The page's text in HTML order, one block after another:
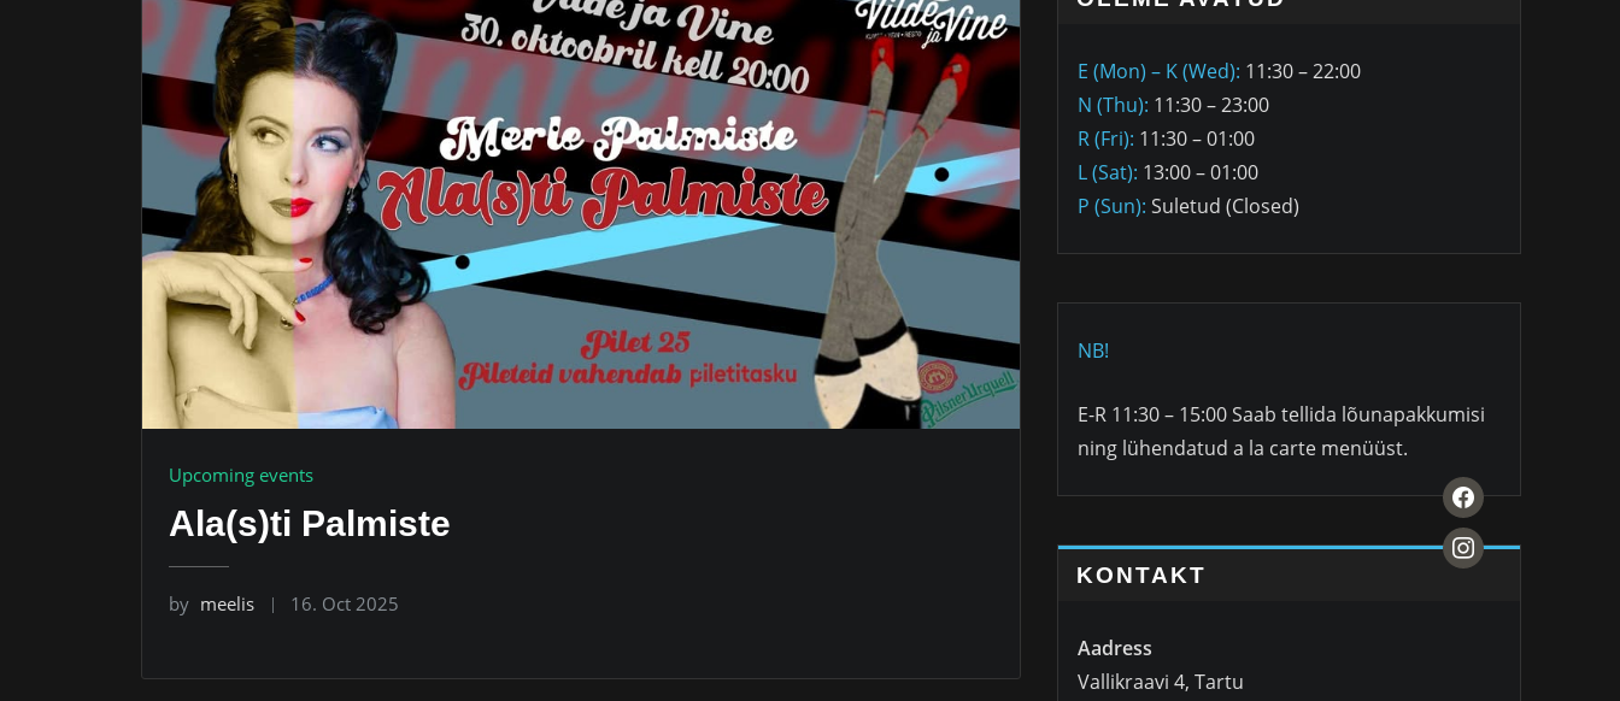
Upcoming events
Ala(s)ti Palmiste
by meelis 16. Oct 2025
E (Mon) – K (Wed): 11:30 – 22:00
N (Thu): 11:30 – 23:00
R (Fri): 11:30 – 01:00
L (Sat): 13:00 – 01:00
P (Sun): Suletud (Closed)
NB!
E-R 11:30 – 15:00 Saab tellida lõunapakkumisi
ning lühendatud a la carte menüüst.
KONTAKT
Aadress
Vallikraavi 4, Tartu
facebook
instagram